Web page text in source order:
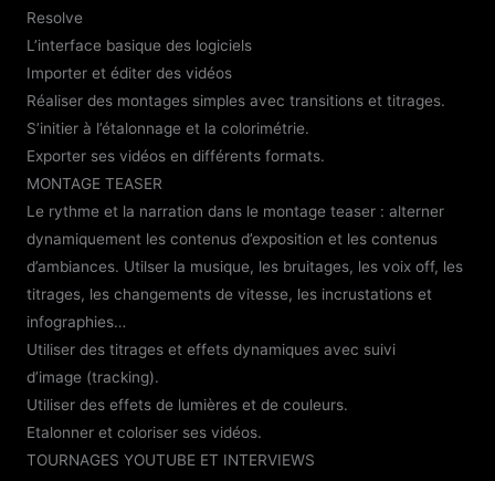
Resolve
L’interface basique des logiciels
Importer et éditer des vidéos
Réaliser des montages simples avec transitions et titrages.
S’initier à l’étalonnage et la colorimétrie.
Exporter ses vidéos en différents formats.
MONTAGE TEASER
Le rythme et la narration dans le montage teaser : alterner
dynamiquement les contenus d’exposition et les contenus
d’ambiances. Utilser la musique, les bruitages, les voix off, les
titrages, les changements de vitesse, les incrustations et
infographies…
Utiliser des titrages et effets dynamiques avec suivi
d’image (tracking).
Utiliser des effets de lumières et de couleurs.
Etalonner et coloriser ses vidéos.
TOURNAGES YOUTUBE ET INTERVIEWS